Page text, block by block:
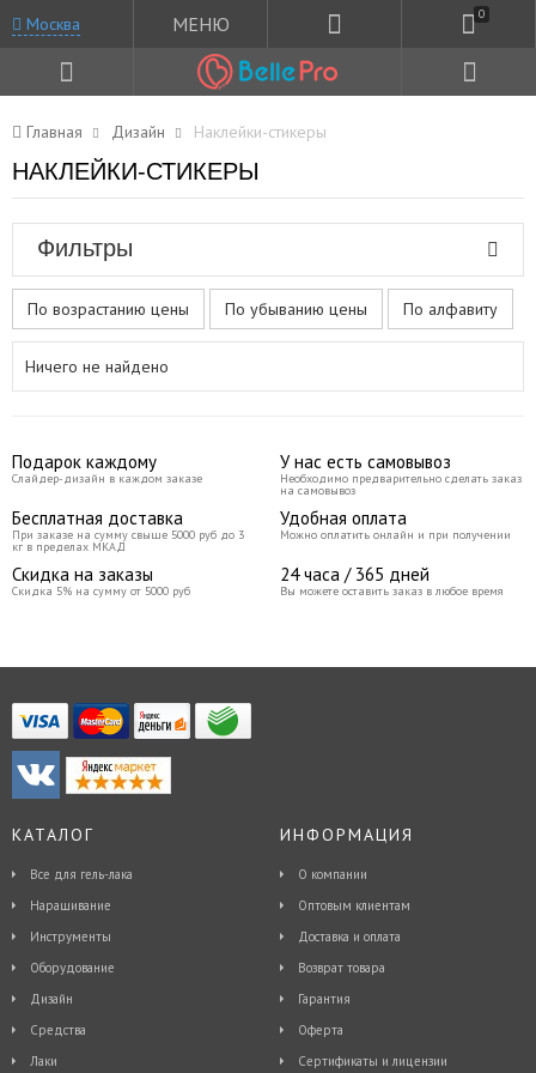
Москва МЕНЮ 0
Главная Дизайн Наклейки-стикеры
НАКЛЕЙКИ-СТИКЕРЫ
Фильтры
По возрастанию цены По убыванию цены По алфавиту
Ничего не найдено
Подарок каждому
Слайдер-дизайн в каждом заказе
У нас есть самовывоз
Необходимо предварительно сделать заказ
на самовывоз
Бесплатная доставка
При заказе на сумму свыше 5000 руб до 3
кг в пределах МКАД
Удобная оплата
Можно оплатить онлайн и при получении
Скидка на заказы
Скидка 5% на сумму от 5000 руб
24 часа / 365 дней
Вы можете оставить заказ в любое время
КАТАЛОГ
Все для гель-лака
Наращивание
Инструменты
Оборудование
Дизайн
Средства
Лаки
ИНФОРМАЦИЯ
О компании
Оптовым клиентам
Доставка и оплата
Возврат товара
Гарантия
Оферта
Сертификаты и лицензии